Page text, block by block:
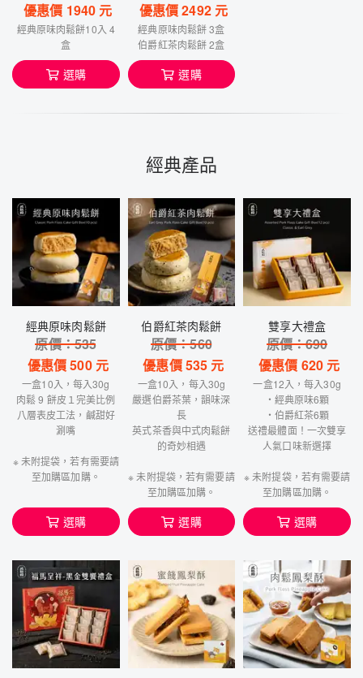
優惠價 1940 元
經典原味肉鬆餅10入 4
盒
選購
優惠價2492元
經典原味肉鬆餅 3盒
伯爵紅茶肉鬆餅 2盒
選購
經典產品
經典原味肉鬆餅
原價：535
優惠價500元
一盒10入，每入30g
肉鬆 9 餅皮１完美比例
八層表皮工法，鹹甜好
涮嘴
※ 未附提袋，若有需要請
至加購區加購。
選購
伯爵紅茶肉鬆餅
原價：560
優惠價535 元
一盒10入，每入30g
嚴選伯爵茶葉，韻味深
長
英式茶香與中式肉鬆餅
的奇妙相遇
※ 未附提袋，若有需要請
至加購區加購。
選購
雙享大禮盒
原價：690
優惠價 620元
一盒12入，每入30g
・經典原味6顆
・伯爵紅茶6顆
送禮最體面！一次雙享
人氣口味新選擇
※ 未附提袋，若有需要請
至加購區加購。
選購